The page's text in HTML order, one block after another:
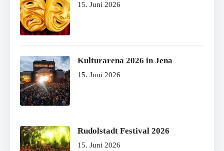
15. Juni 2026
Kulturarena 2026 in Jena
15. Juni 2026
Rudolstadt Festival 2026
15. Juni 2026